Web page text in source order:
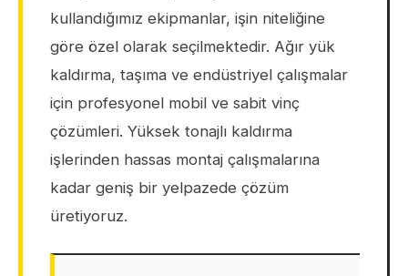
kullandığımız ekipmanlar, işin niteliğine
göre özel olarak seçilmektedir. Ağır yük
kaldırma, taşıma ve endüstriyel çalışmalar
için profesyonel mobil ve sabit vinç
çözümleri. Yüksek tonajlı kaldırma
işlerinden hassas montaj çalışmalarına
kadar geniş bir yelpazede çözüm
üretiyoruz.